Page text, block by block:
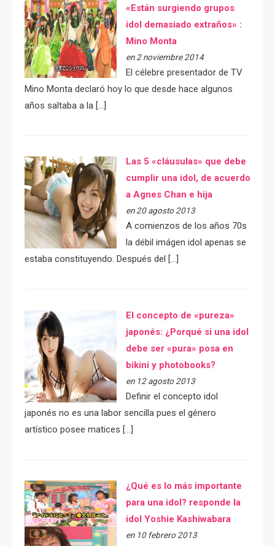
«Están surgiendo grupos
idol demasiado extraños» :
Mino Monta
en 2 noviembre 2014
El célebre presentador de TV
Mino Monta declaró hoy lo que desde hace algunos
años saltaba a la […]
Las 5 «cláusulas» que debe
cumplir una idol, de acuerdo
a Agnes Chan e hija
en 20 agosto 2013
A comienzos de los años 70s
la débil imágen idol apenas se
estaba constituyendo. Después del […]
El concepto de «pureza»
japonés: ¿Porqué si una idol
debe ser «pura» posa en
bikini y photobooks?
en 12 agosto 2013
Definir el concepto idol
japonés no es una labor sencilla pues el género
artístico posee matices […]
¿Qué es lo más importante
para una idol? responde la
idol Yoshie Kashiwabara
en 10 febrero 2013